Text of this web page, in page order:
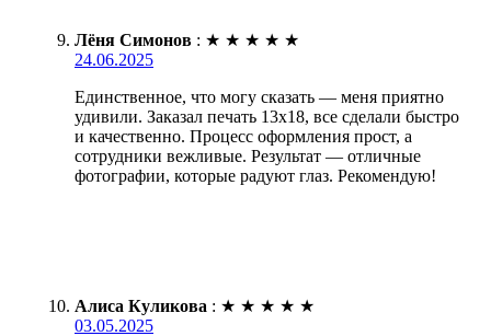
Лёня Симонов : ★ ★ ★ ★ ★
24.06.2025
Единственное, что могу сказать — меня приятно
удивили. Заказал печать 13х18, все сделали быстро
и качественно. Процесс оформления прост, а
сотрудники вежливые. Результат — отличные
фотографии, которые радуют глаз. Рекомендую!
Алиса Куликова : ★ ★ ★ ★ ★
03.05.2025